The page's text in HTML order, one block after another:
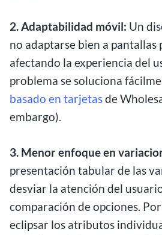
2. Adaptabilidad móvil: Un
no adaptarse bien a pantallas
afectando la experiencia del
problema se soluciona
basado en tarjetasde
embargo).
3. Menor enfoque en
presentación tabular de las
desviar la atención del
comparación de opciones.
eclipsar los atributos